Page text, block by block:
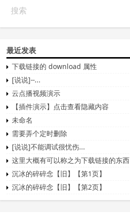
最近发表
下载链接的 download 属性
[说说]--...
云点播视频演示
【插件演示】点击查看隐藏内容
未命名
需要弄个定时删除
[说说]不能调试很忧伤...
这里大概有可以称之为下载链接的东西
沉冰的碎碎念【旧】【第1页】
沉冰的碎碎念【旧】【第2页】